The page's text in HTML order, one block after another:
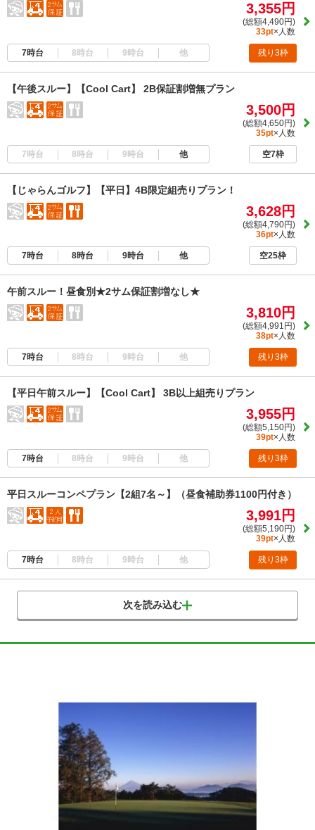
3,355円
(総額4,490円)
33pt×人数
7時台 8時台 9時台 他 残り3枠
【午後スルー】【Cool Cart】 2B保証割増無プラン
3,500円
(総額4,650円)
35pt×人数
7時台 8時台 9時台 他 空7枠
【じゃらんゴルフ】【平日】4B限定組売りプラン！
3,628円
(総額4,790円)
36pt×人数
7時台 8時台 9時台 他 空25枠
午前スルー！昼食別★2サム保証割増なし★
3,810円
(総額4,991円)
38pt×人数
7時台 8時台 9時台 他 残り3枠
【平日午前スルー】【Cool Cart】 3B以上組売りプラン
3,955円
(総額5,150円)
39pt×人数
7時台 8時台 9時台 他 残り3枠
平日スルーコンペプラン【2組7名～】（昼食補助券1100円付き）
3,991円
(総額5,190円)
39pt×人数
7時台 8時台 9時台 他 残り3枠
次を読み込む